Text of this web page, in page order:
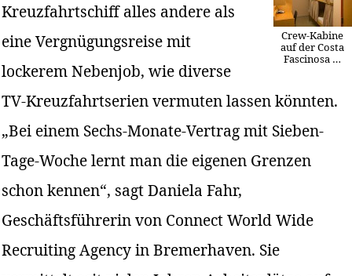
Crew-Kabine
auf der Costa
Fascinosa …
Kreuzfahrtschiff alles andere als
eine Vergnügungsreise mit
lockerem Nebenjob, wie diverse
TV-Kreuzfahrtserien vermuten lassen könnten.
„Bei einem Sechs-Monate-Vertrag mit Sieben-
Tage-Woche lernt man die eigenen Grenzen
schon kennen“, sagt Daniela Fahr,
Geschäftsführerin von Connect World Wide
Recruiting Agency in Bremerhaven. Sie